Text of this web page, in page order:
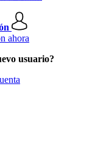
ahora
usuario?